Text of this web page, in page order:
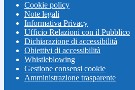
Cookie policy
Note legali
Informativa Privacy
Ufficio Relazioni con il Pubblico
Dichiarazione di accessibilità
Obiettivi di accessibilità
Whistleblowing
Gestione consensi cookie
Amministrazione trasparente